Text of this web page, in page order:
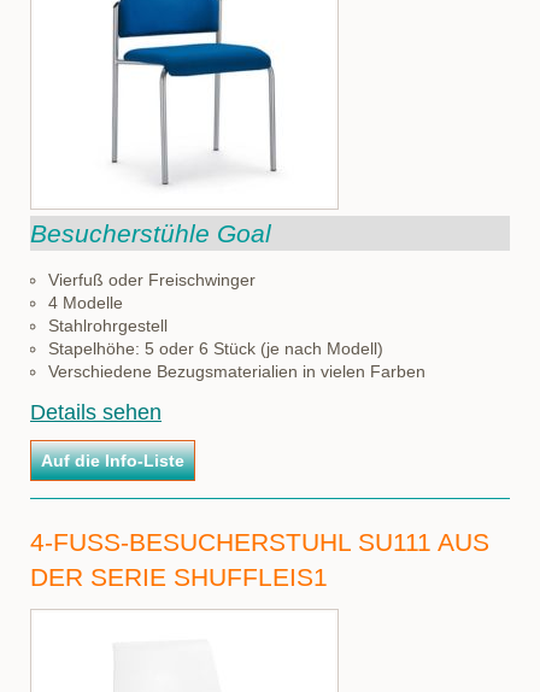
Besucherstühle Goal
Vierfuß oder Freischwinger
4 Modelle
Stahlrohrgestell
Stapelhöhe: 5 oder 6 Stück (je nach Modell)
Verschiedene Bezugsmaterialien in vielen Farben
Details sehen
4-FUSS-BESUCHERSTUHL SU111 AUS D
ER SERIE SHUFFLEIS1